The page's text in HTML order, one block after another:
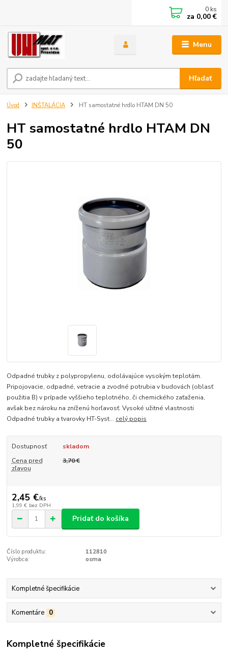
Menu
Hľadať
0 ks
za 0,00 €
Úvod INŠTALÁCIA HT samostatné hrdlo HTAM DN 50
HT samostatné hrdlo HTAM DN
50
Odpadné trubky z polypropylenu, odolávajúce vysokým teplotám.
Pripojovacie, odpadné, vetracie a zvodné potrubia v budovách (oblasť
použitia B) v prípade vyššieho teplotného, či chemického zaťaženia,
avšak bez nároku na zníženú horľavosť. Vysoké užitné vlastnosti
Odpadné trubky a tvarovky HT-Syst... celý popis
Dostupnosť
skladom
Cena pred
zľavou
3,70 €
2,45 €/ks
1,99 € bez DPH
Pridať do košíka
Číslo produktu:
112810
Výrobca:
osma
Kompletné špecifikácie
Komentáre 0
Kompletné špecifikácie